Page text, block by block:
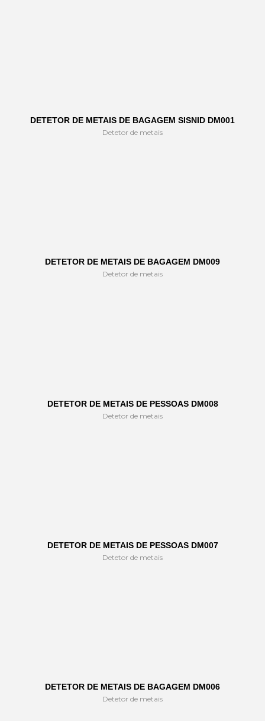
DETETOR DE METAIS DE BAGAGEM SISNID DM001
Detetor de metais
DETETOR DE METAIS DE BAGAGEM DM009
Detetor de metais
DETETOR DE METAIS DE PESSOAS DM008
Detetor de metais
DETETOR DE METAIS DE PESSOAS DM007
Detetor de metais
DETETOR DE METAIS DE BAGAGEM DM006
Detetor de metais